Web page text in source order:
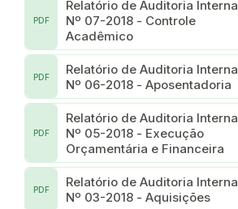
Relatório de Auditoria Interna
Nº 07-2018 - Controle
Acadêmico
PDF
Relatório de Auditoria Interna
Nº 06-2018 - Aposentadoria
PDF
Relatório de Auditoria Interna
Nº 05-2018 - Execução
Orçamentária e Financeira
PDF
Relatório de Auditoria Interna
Nº 03-2018 - Aquisições
PDF